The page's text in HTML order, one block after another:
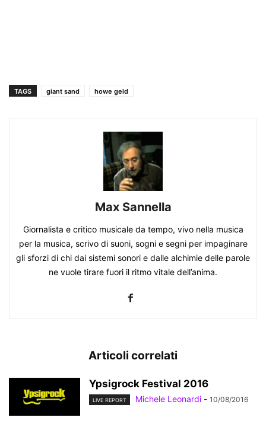
TAGS giant sand howe geld
Max Sannella
Giornalista e critico musicale da tempo, vivo nella musica
per la musica, scrivo di suoni, sogni e segni per impaginare
gli sforzi di chi dai sistemi sonori e dalle alchimie delle parole
ne vuole tirare fuori il ritmo vitale dell’anima.
Articoli correlati
Ypsigrock Festival 2016
LIVE REPORT Michele Leonardi - 10/08/2016